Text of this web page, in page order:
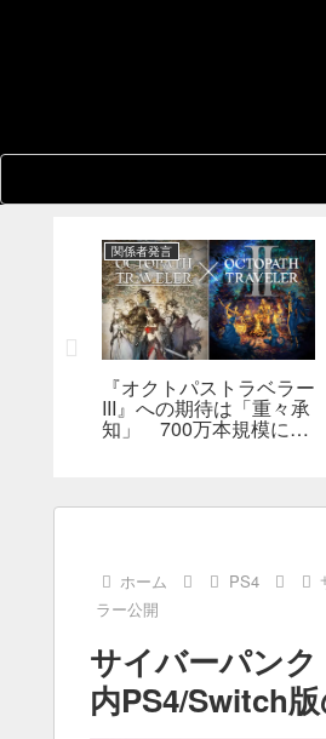
関係者発言
『オクトパストラベラー
III』への期待は「重々承
知」 700万本規模に成
ホーム PS4
ラー公開
サイバーパン
内PS4/Switch